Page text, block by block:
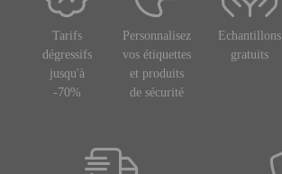
Tarifs
dégressifs
jusqu'à
-70%
Personnalisez
vos étiquettes
et produits
de sécurité
Echantillons
gratuits